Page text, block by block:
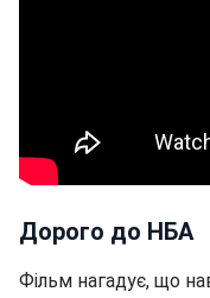
Дорого до НБА
Фільм нагадує, що